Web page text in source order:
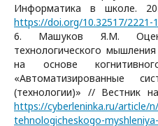
Информатика в школе.
https://doi.org/10.32517/2221-
6. Машуков Я.М.
технологического
на основе
«Автоматизированные
(технологии)» // Вестник
https://cyberleninka.ru/article/
tehnologicheskogo-